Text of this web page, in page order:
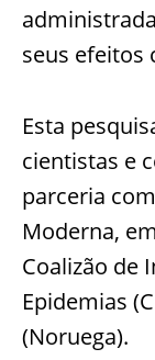
seus efeitos
Esta
cientistas e
parceria
Moderna,
Coalizão de
Epidemias
(Noruega).